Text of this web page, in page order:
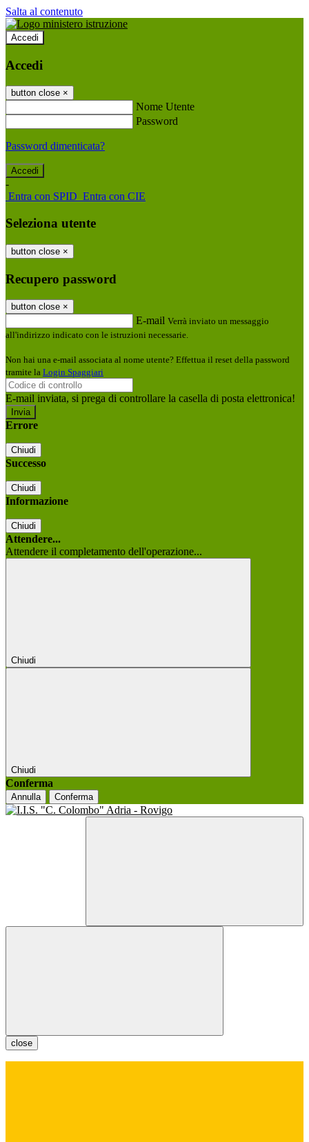
Salta al contenuto
Accedi
Accedi
button close ×
Nome Utente
Password
Password dimenticata?
-
Entra con SPID Entra con CIE
Seleziona utente
button close ×
Recupero password
button close ×
E-mail Verrà inviato un messaggio
all'indirizzo indicato con le istruzioni necessarie.
Non hai una e-mail associata al nome utente? Effettua il reset della password
tramite la Login Spaggiari
E-mail inviata, si prega di controllare la casella di posta elettronica!
Errore
Chiudi
Successo
Chiudi
Informazione
Chiudi
Attendere...
Attendere il completamento dell'operazione...
Chiudi
Chiudi
Conferma
Annulla Conferma
close